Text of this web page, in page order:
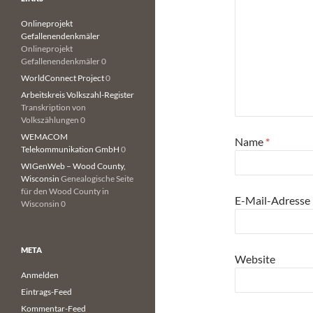
Name *
E-Mail-Adresse
Website
Onlineprojekt
Gefallenendenkmäler
Onlineprojekt
Gefallenendenkmäler 0
WorldConnect Project0
Arbeitskreis Volkszahl-Register
Transkription von
Volkszählungen 0
WEMACOM
Telekommunikation GmbH 0
WIGenWeb – Wood County,
Wisconsin Genealogische Seite
für den Wood County in
Wisconsin 0
META
Anmelden
Eintrags-Feed
Kommentar-Feed